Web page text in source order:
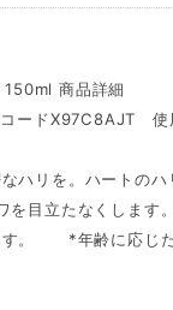
商品詳細
ードX97C8AJT 使
ハリを。ハートの
を目立たなくしま
す。 *年齢に応じ